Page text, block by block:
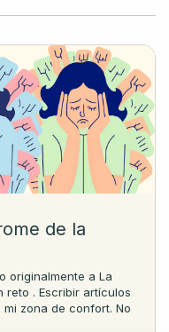
de la
originalmente a La
reto . Escribir artículos
zona de confort. No